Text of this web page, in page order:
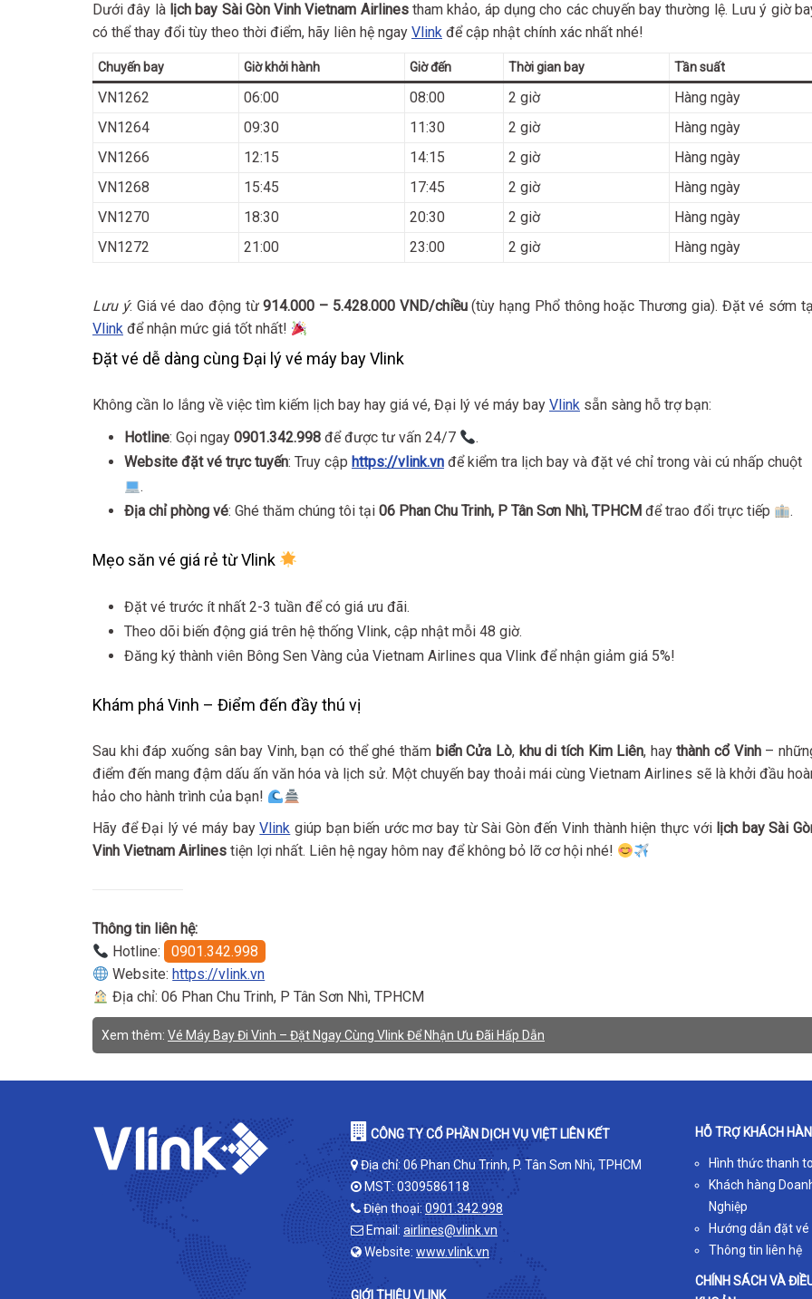
Dưới đây là lịch bay Sài Gòn Vinh Vietnam Airlinestham khảo, áp dụng cho các chuyến bay thường lệ. Lưu ý giờ
có thể thay đổi tùy theo thời điểm, hãy liên hệ ngay Vlink để cập nhật chính xác nhất nhé!
Chuyến bay Giờ khởi hành Giờ đến Thời gian bay Tần suất
VN1262 06:00 08:00 2 giờ
Hàng ngày
VN1264
09:30 11:30 2 giờ
Hàng ngày
VN1266
12:15 14:15 2 giờ
Hàng ngày
VN1268
15:45 17:45 2 giờ
Hàng ngày
VN1270
18:30 20:30 2 giờ
Hàng ngày
VN1272
21:00 23:00 2 giờ Hàng ngày
Lưu ý: Giá vé dao động từ914.000 – 5.428.000 VND/chiều(tùy hạng Phổ thông hoặc Thương gia). Đặt vé sớm
Vlink để nhận mức giá tốt nhất!
Đặt vé dễ dàng cùng Đại lý vé máy bay Vlink
Không cần lo lắng về việc tìm kiếm lịch bay hay giá vé, Đại lý vé máy bay Vlink sẵn sàng hỗ trợ bạn:
Hotline: Gọi ngay 0901.342.998 để được tư vấn 24/7
.
Website đặt vé trực tuyến: Truy cập https://vlink.vn để kiểm tra lịch bay và đặt vé chỉ trong vài cú nhấp chuột
.
Địa chỉ phòng vé: Ghé thăm chúng tôi tại 06 Phan Chu Trinh, P Tân Sơn Nhì, TPHCM để trao đổi trực tiếp .
Mẹo săn vé giá rẻ từ Vlink
Đặt vé trước ít nhất 2-3 tuần để có giá ưu đãi.
Theo dõi biến động giá trên hệ thống Vlink, cập nhật mỗi 48 giờ.
Đăng ký thành viên Bông Sen Vàng của Vietnam Airlines qua Vlink để nhận giảm giá 5%!
Khám phá Vinh – Điểm đến đầy thú vị
Sau khi đáp xuống sân bay Vinh, bạn có thể ghé thăm biển Cửa Lò, khu di tích Kim Liên, haythành cổ Vinh–
điểm đến mang đậm dấu ấn văn hóa và lịch sử. Một chuyến bay thoải mái cùng Vietnam Airlines sẽ là khởi đầu
hảo cho hành trình của bạn!
Hãy để Đại lý vé máy bayVlink giúp bạn biến ước mơ bay từ Sài Gòn đến Vinh thành hiện thực với lịch bay Sài
Vinh Vietnam Airlines tiện lợi nhất. Liên hệ ngay hôm nay để không bỏ lỡ cơ hội nhé!
Thông tin liên hệ:
Hotline:
0901.342.998
Website:https://vlink.vn
Địa chỉ: 06 Phan Chu Trinh, P Tân Sơn Nhì, TPHCM
Xem thêm: Vé Máy Bay Đi Vinh – Đặt Ngay Cùng Vlink Để Nhận Ưu Đãi Hấp Dẫn
CÔNG TY CỔ PHẦN DỊCH VỤ VIỆT LIÊN KẾT
Địa chỉ: 06 Phan Chu Trinh, P. Tân Sơn Nhì, TPHCM
MST: 0309586118
Điện thoại: 0901.342.998
Email: airlines@vlink.vn
Website: www.vlink.vn
GIỚI THIỆU VLINK
HỖ TRỢ KHÁCH
Hình thức thanh
Khách hàng
Nghiệp
Hướng dẫn đặt vé
Thông tin liên hệ
CHÍNH SÁCH VÀ